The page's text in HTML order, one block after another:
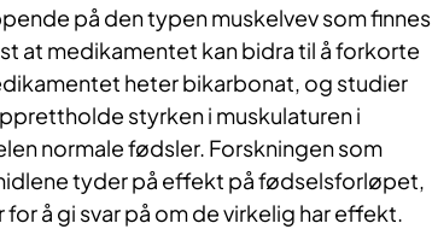
på den typen muskelvev som finnes
at medikamentet kan bidra til å forkorte
heter bikarbonat, og studier
styrken i muskulaturen i
normale fødsler. Forskningen som
tyder på effekt på fødselsforløpet,
å gi svar på om de virkelig har effekt.